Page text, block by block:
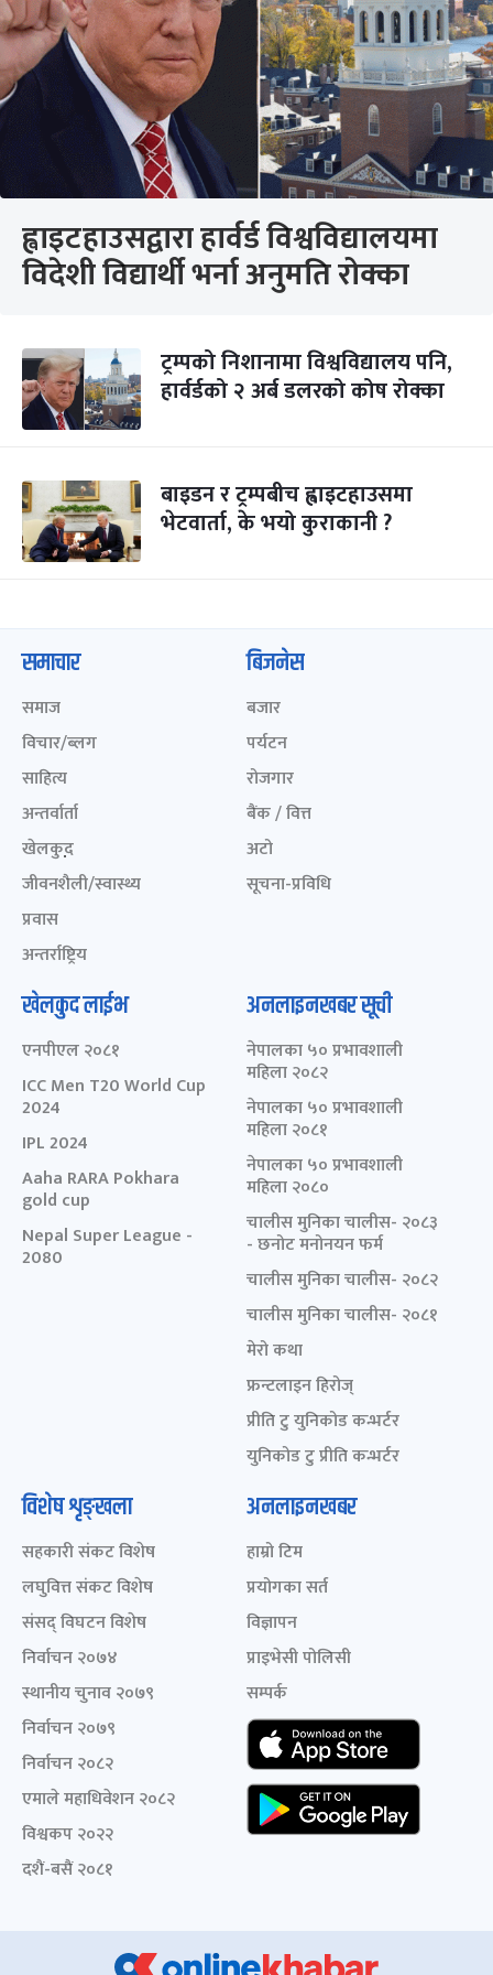
ह्वाइटहाउसद्वारा हार्वर्ड विश्वविद्यालयमा
विदेशी विद्यार्थी भर्ना अनुमति रोक्का
ट्रम्पको निशानामा विश्वविद्यालय पनि,
हार्वर्डको २ अर्ब डलरको कोष रोक्का
बाइडन र ट्रम्पबीच ह्वाइटहाउसमा
भेटवार्ता, के भयो कुराकानी ?
समाचार
समाज
विचार/ब्लग
साहित्य
अन्तर्वार्ता
खेलकुद़़
जीवनशैली/स्वास्थ्य
प्रवास
अन्तर्राष्ट्रिय
बिजनेस
बजार
पर्यटन
रोजगार
बैंक / वित्त
अटो
सूचना-प्रविधि
खेलकुद लाईभ
एनपीएल २०८१
ICC Men T20 World Cup
2024
IPL 2024
Aaha RARA Pokhara
gold cup
Nepal Super League -
2080
अनलाइनखबर सूची
नेपालका ५० प्रभावशाली
महिला २०८२
नेपालका ५० प्रभावशाली
महिला २०८१
नेपालका ५० प्रभावशाली
महिला २०८०
चालीस मुनिका चालीस- २०८३
- छनोट मनोनयन फर्म
चालीस मुनिका चालीस- २०८२
चालीस मुनिका चालीस- २०८१
मेरो कथा
फ्रन्टलाइन हिरोज्
प्रीति टु युनिकोड कन्भर्टर
युनिकोड टु प्रीति कन्भर्टर
विशेष शृङ्खला
सहकारी संकट विशेष
लघुवित्त संकट विशेष
संसद् विघटन विशेष
निर्वाचन २०७४
स्थानीय चुनाव २०७९
निर्वाचन २०७९
निर्वाचन २०८२
एमाले महाधिवेशन २०८२
विश्वकप २०२२
दशैं-बसैं २०८१
अनलाइनखबर
हाम्रो टिम
प्रयोगका सर्त
विज्ञापन
प्राइभेसी पोलिसी
सम्पर्क